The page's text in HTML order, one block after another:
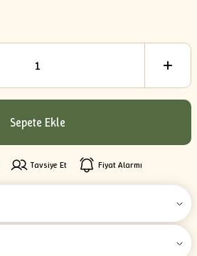
Sepete Ekle
Tavsiye Et Fiyat Alarmı